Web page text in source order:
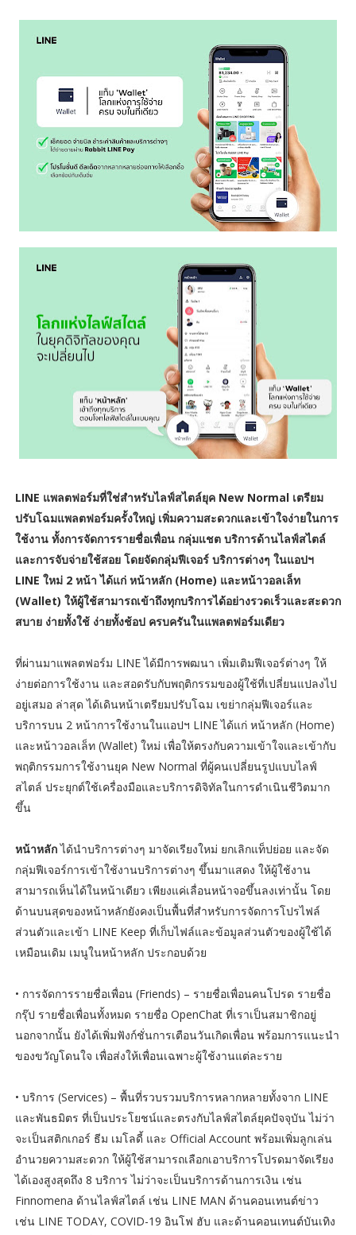
LINE แพลตฟอร์มที่ใช่สำหรับไลฟ์สไตล์ยุค New Normal เตรียม
ปรับโฉมแพลตฟอร์มครั้งใหญ่ เพิ่มความสะดวกและเข้าใจง่ายในการ
ใช้งาน ทั้งการจัดการรายชื่อเพื่อน กลุ่มแชต บริการด้านไลฟ์สไตล์
และการจับจ่ายใช้สอย โดยจัดกลุ่มฟีเจอร์ บริการต่างๆ ในแอปฯ
LINE ใหม่ 2 หน้า ได้แก่ หน้าหลัก (Home) และหน้าวอลเล็ท
(Wallet) ให้ผู้ใช้สามารถเข้าถึงทุกบริการได้อย่างรวดเร็วและสะดวก
สบาย ง่ายทั้งใช้ ง่ายทั้งช้อป ครบครันในแพลตฟอร์มเดียว
ที่ผ่านมาแพลตฟอร์ม LINE ได้มีการพฒนา เพิ่มเติมฟีเจอร์ต่างๆ ให้
ง่ายต่อการใช้งาน และสอดรับกับพฤติกรรมของผู้ใช้ที่เปลี่ยนแปลงไป
อยู่เสมอ ล่าสุด ได้เดินหน้าเตรียมปรับโฉม เขย่ากลุ่มฟีเจอร์และ
บริการบน 2 หน้าการใช้งานในแอปฯ LINE ได้แก่ หน้าหลัก (Home)
และหน้าวอลเล็ท (Wallet) ใหม่ เพื่อให้ตรงกับความเข้าใจและเข้ากับ
พฤติกรรมการใช้งานยุค New Normal ที่ผู้คนเปลี่ยนรูปแบบไลฟ์
สไตล์ ประยุกต์ใช้เครื่องมือและบริการดิจิทัลในการดำเนินชีวิตมาก
ขึ้น
หน้าหลักได้นำบริการต่างๆ มาจัดเรียงใหม่ ยกเลิกแท็ปย่อย และจัด
กลุ่มฟีเจอร์การเข้าใช้งานบริการต่างๆ ขึ้นมาแสดง ให้ผู้ใช้งาน
สามารถเห็นได้ในหน้าเดียว เพียงแค่เลื่อนหน้าจอขึ้นลงเท่านั้น โดย
ด้านบนสุดของหน้าหลักยังคงเป็นพื้นที่สำหรับการจัดการโปรไฟล์
ส่วนตัวและเข้า LINE Keep ที่เก็บไฟล์และข้อมูลส่วนตัวของผู้ใช้ได้
เหมือนเดิม เมนูในหน้าหลัก ประกอบด้วย
• การจัดการรายชื่อเพื่อน (Friends) – รายชื่อเพื่อนคนโปรด รายชื่อ
กรุ๊ป รายชื่อเพื่อนทั้งหมด รายชื่อ OpenChat ที่เราเป็นสมาชิกอยู่
นอกจากนั้น ยังได้เพิ่มฟังก์ชั่นการเตือนวันเกิดเพื่อน พร้อมการแนะนํา
ของขวัญโดนใจ เพื่อส่งให้เพื่อนเฉพาะผู้ใช้งานแต่ละราย
• บริการ (Services) – พื้นที่รวบรวมบริการหลากหลายทั้งจาก LINE
และพันธมิตร ที่เป็นประโยชน์และตรงกับไลฟ์สไตล์ยุคปัจจุบัน ไม่ว่า
จะเป็นสติกเกอร์ ธีม เมโลดี้ และ Official Account พร้อมเพิ่มลูกเล่น
อำนวยความสะดวก ให้ผู้ใช้สามารถเลือกเอาบริการโปรดมาจัดเรียง
ได้เองสูงสุดถึง 8 บริการ ไม่ว่าจะเป็นบริการด้านการเงิน เช่น
Finnomena ด้านไลฟ์สไตล์ เช่น LINE MAN ด้านคอนเทนต์ข่าว
เช่น LINE TODAY, COVID-19 อินโฟ ฮับ และด้านคอนเทนต์บันเทิง